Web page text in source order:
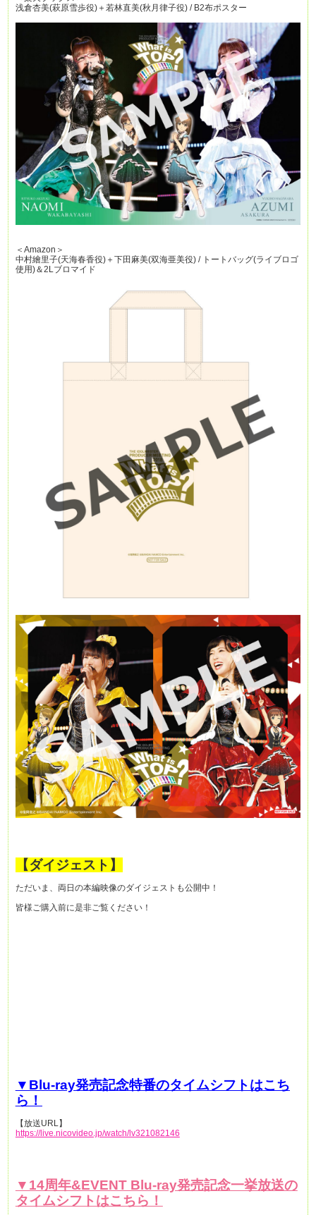
浅倉杏美(萩原雪歩役)＋若林直美(秋月律子役) / B2布ポスター
＜Amazon＞
中村繪里子(天海春香役)＋下田麻美(双海亜美役) / トートバッグ(ライブロゴ
使用)＆2Lブロマイド
【ダイジェスト】
ただいま、両日の本編映像のダイジェストも公開中！
皆様ご購入前に是非ご覧ください！
▼ Blu-ray発売記念特番のタイムシフトはこち
ら！
【放送URL】
https://live.nicovideo.jp/watch/lv321082146
▼14周年&EVENT Blu-ray発売記念一挙放送の
タイムシフトはこちら！